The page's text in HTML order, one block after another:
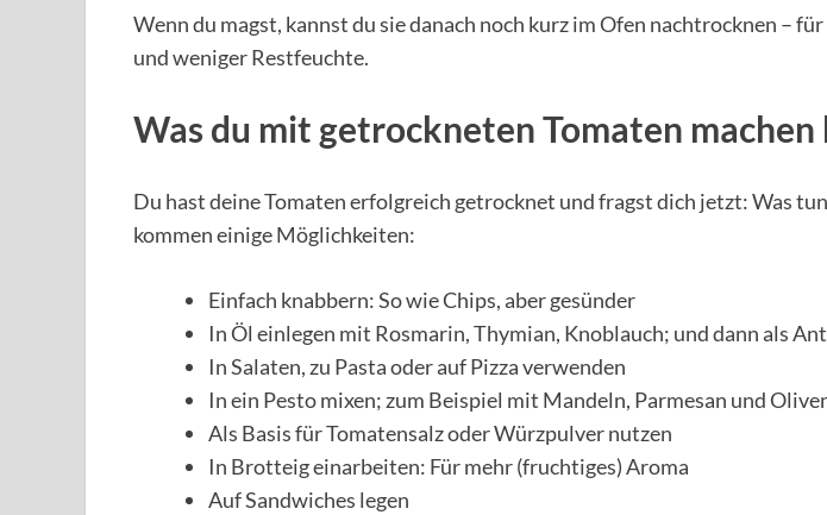
Wenn du magst, kannst du sie danach noch kurz im Ofen nachtrocknen –
und weniger Restfeuchte.
Was du mit getrockneten Tomaten machen
Du hast deine Tomaten erfolgreich getrocknet und fragst dich jetzt: Was
kommen einige Möglichkeiten:
Einfach knabbern: So wie Chips, aber gesünder
In Öl einlegen mit Rosmarin, Thymian, Knoblauch; und dann als
In Salaten, zu Pasta oder auf Pizza verwenden
In ein Pesto mixen; zum Beispiel mit Mandeln, Parmesan und
Als Basis für Tomatensalz oder Würzpulver nutzen
In Brotteig einarbeiten: Für mehr (fruchtiges) Aroma
Auf Sandwiches legen